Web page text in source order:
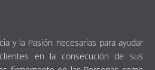
y la Pasión necesarias para ayudar
en la consecución de sus